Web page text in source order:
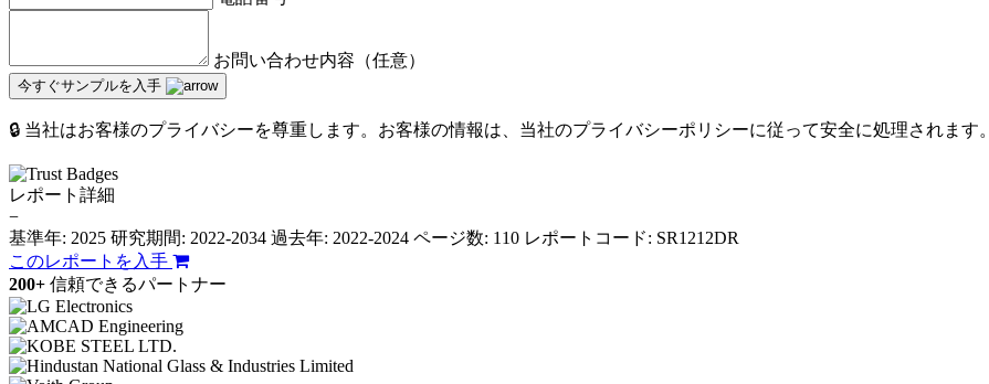
お問い合わせ内容（任意）
今すぐサンプルを入手
🔒 当社はお客様のプライバシーを尊重します。お客様の情報は、当社のプライバシーポリシーに従って安全に処理されます。
レポート詳細
−
基準年: 2025 研究期間: 2022-2034 過去年: 2022-2024 ページ数: 110 レポートコード: SR1212DR
このレポートを入手
200+ 信頼できるパートナー